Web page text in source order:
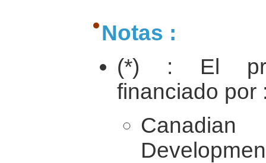
Notas :
(*) : El
financiado por